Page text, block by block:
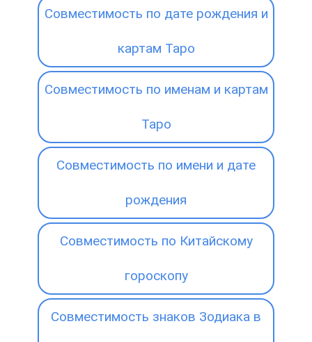
Совместимость по дате рождения и
картам Таро
Совместимость по именам и картам
Таро
Совместимость по имени и дате
рождения
Совместимость по Китайскому
гороскопу
Совместимость знаков Зодиака в